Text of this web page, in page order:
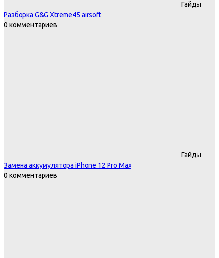
Гайды
Разборка G&G Xtreme45 airsoft
0 комментариев
Гайды
Замена аккумулятора iPhone 12 Pro Max
0 комментариев